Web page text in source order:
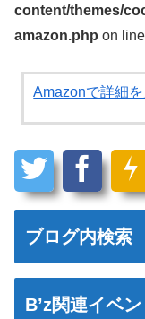
content/themes/
amazon.php on line
Amazonで詳細を
ブログ内検索
B’z関連イベン